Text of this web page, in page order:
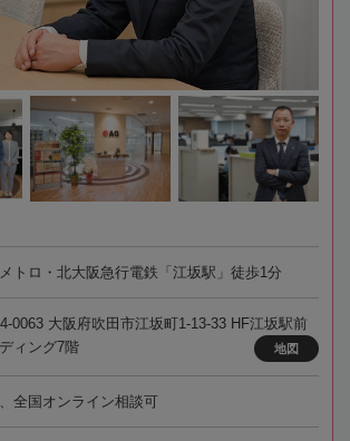
トロ・北大阪急行電鉄「江坂駅」徒歩1分
0063 大阪府吹田市江坂町1-13-33 HF江坂駅前
ィング7階
地図
全国オンライン相談可